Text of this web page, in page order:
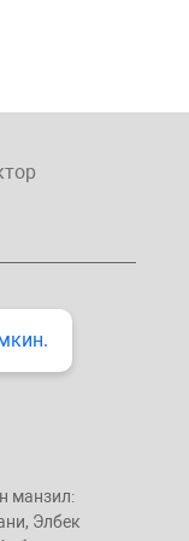
манзил:
Элбeк